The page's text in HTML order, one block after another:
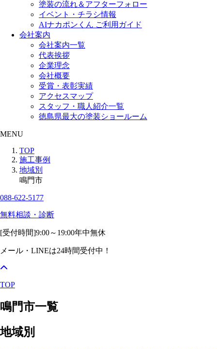
塗装の流れ＆アフターフォロー
イベント・チラシ情報
AIナカポンくん ご利用ガイド
会社案内
会社案内一覧
代表挨拶
企業理念
会社概要
受賞・表彰実績
アクセスマップ
スタッフ・職人紹介一覧
徳島県最大の塗装ショールーム
MENU
TOP
施工事例
地域別
鳴門市
088-622-5177
無料相談・診断
[受付時間]9:00～19:00年中無休
メール・LINEは24時間受付中！
TOP
鳴門市一覧
地域別